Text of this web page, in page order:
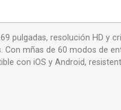
pulgadas, resolución HD y
mñas de 60 modos de
con iOS y Android,